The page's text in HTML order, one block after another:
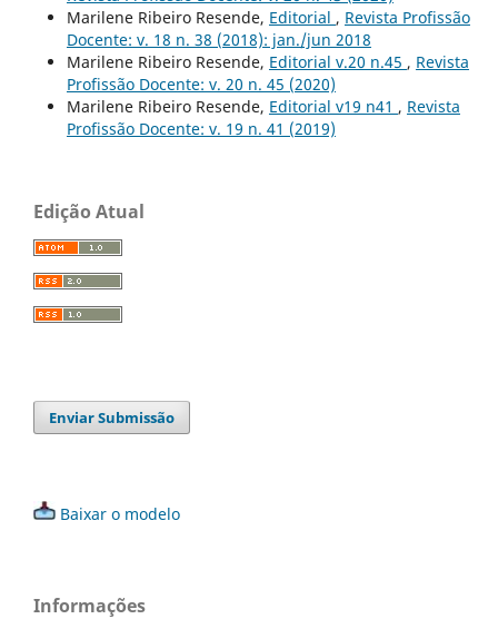
Marilene Ribeiro Resende, Editorial , Revista Profissão
Docente: v. 18 n. 38 (2018): jan./jun 2018
Marilene Ribeiro Resende, Editorial v.20 n.45 , Revista
Profissão Docente: v. 20 n. 45 (2020)
Marilene Ribeiro Resende, Editorial v19 n41 , Revista
Profissão Docente: v. 19 n. 41 (2019)
Edição Atual
Enviar Submissão
Baixar o modelo
Informações